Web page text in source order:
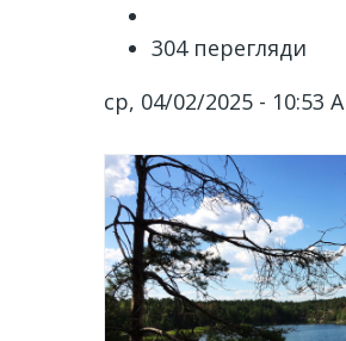
304 перегляди
ср, 04/02/2025 - 10:53